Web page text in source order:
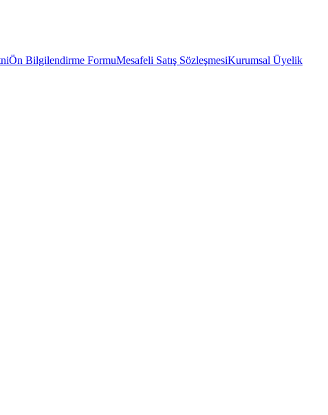
Ön Bilgilendirme FormuMesafeli Satış SözleşmesiKurumsal Üyelik